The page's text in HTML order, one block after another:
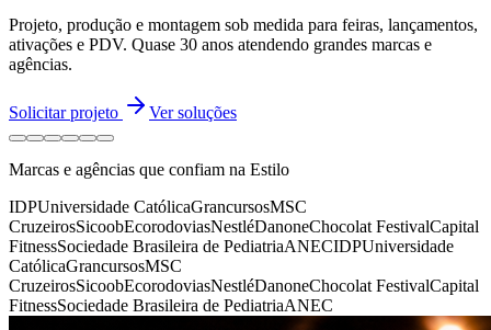
Projeto, produção e montagem sob medida para feiras, lançamentos,
ativações e PDV. Quase 30 anos atendendo grandes marcas e
agências.
Solicitar projeto Ver soluções
Marcas e agências que confiam na Estilo
IDPUniversidade CatólicaGrancursosMSC
CruzeirosSicoobEcorodoviasNestléDanoneChocolat FestivalCapital
FitnessSociedade Brasileira de PediatriaANECIDPUniversidade
CatólicaGrancursosMSC
CruzeirosSicoobEcorodoviasNestléDanoneChocolat FestivalCapital
FitnessSociedade Brasileira de PediatriaANEC